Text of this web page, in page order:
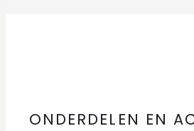
ONDERDELEN EN